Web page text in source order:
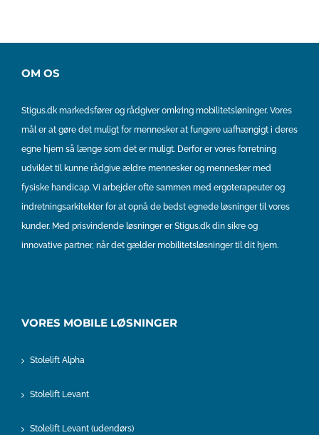
OM OS
Stigus.dk markedsfører og rådgiver omkring mobilitetsløninger. Vores
mål er at gøre det muligt for mennesker at fungere uafhængigt i deres
egne hjem så længe som det er muligt. Derfor er vores forretning
udviklet til kunne rådgive ældre mennesker og mennesker med
fysiske handicap. Vi arbejder ofte sammen med ergoterapeuter og
indretningsarkitekter for at opnå de bedst egnede løsninger til vores
kunder. Med prisvindende løsninger er Stigus.dk din sikre og
innovative partner, når det gælder mobilitetsløsninger til dit hjem.
VORES MOBILE LØSNINGER
Stolelift Alpha
Stolelift Levant
Stolelift Levant (udendørs)